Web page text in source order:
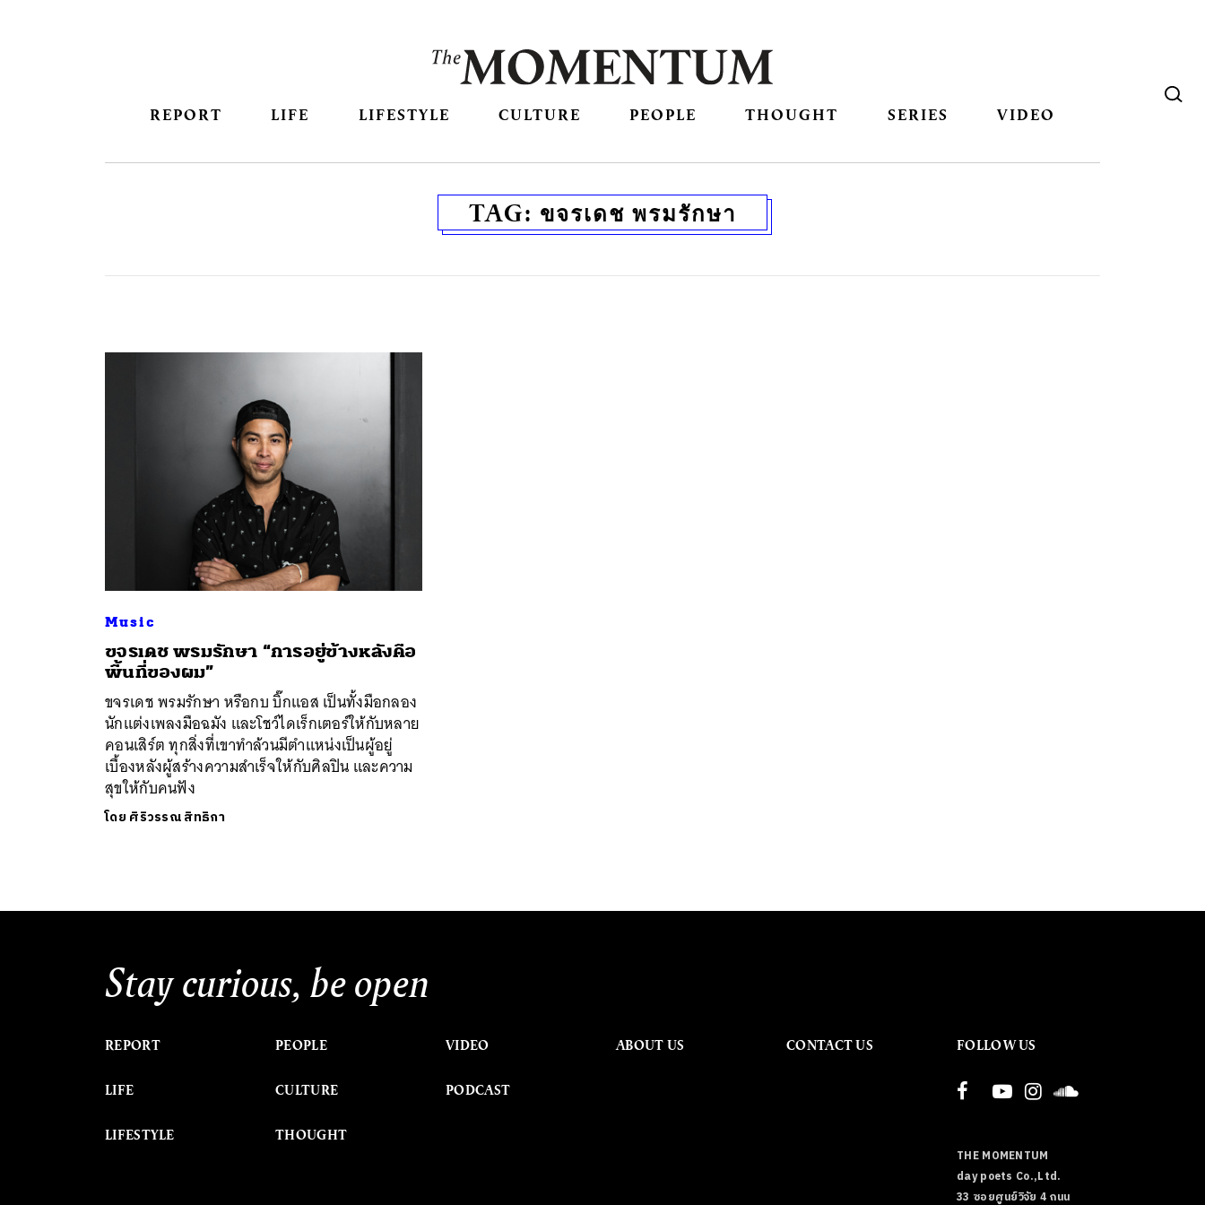
REPORT LIFE LIFESTYLE CULTURE PEOPLE THOUGHT SERIES VIDEO
TAG: ขจรเดช พรมรักษา
Music
ขจรเดช พรมรักษา “การอยู่ข้างหลังคือ
พื้นที่ของผม”
ขจรเดช พรมรักษา หรือกบ บิ๊กแอส เป็นทั้งมือกลอง
นักแต่งเพลงมือฉมัง และโชว์ไดเร็กเตอร์ให้กับหลาย
คอนเสิร์ต ทุกสิ่งที่เขาทำล้วนมีตำแหน่งเป็นผู้อยู่
เบื้องหลังผู้สร้างความสำเร็จให้กับศิลปิน และความ
สุขให้กับคนฟัง
โดย ศิริวรรณ สิทธิกา
Stay curious, be open
REPORT
LIFE
LIFESTYLE
PEOPLE
CULTURE
THOUGHT
VIDEO
PODCAST
ABOUT US CONTACT US FOLLOW US
THE MOMENTUM
day poets Co.,Ltd.
33 ซอยศูนย์วิจัย 4 ถนน
ค้นหา